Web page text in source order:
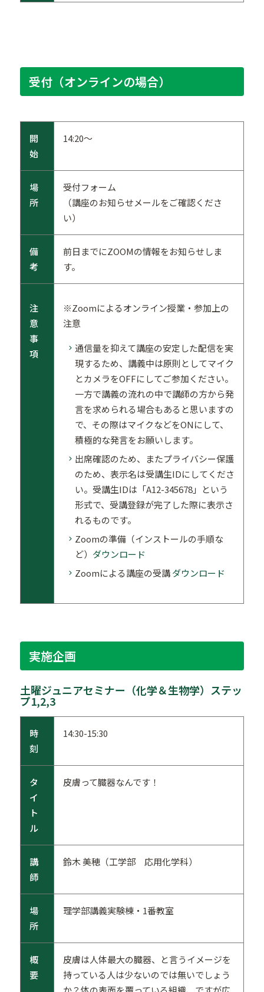
受付（オンラインの場合）
開
始
14:20～
場
所
受付フォーム
（講座のお知らせメールをご確認くださ
い）
備
考
前日までにZOOMの情報をお知らせしま
す。
注
意
事
項
※Zoomによるオンライン授業・参加上の
注意
通信量を抑えて講座の安定した配信を実
現するため、講義中は原則としてマイク
とカメラをOFFにしてご参加ください。
一方で講義の流れの中で講師の方から発
言を求められる場合もあると思いますの
で、その際はマイクなどをONにして、
積極的な発言をお願いします。
出席確認のため、またプライバシー保護
のため、表示名は受講生IDにしてくださ
い。受講生IDは「A12-345678」という
形式で、受講登録が完了した際に表示さ
れるものです。
Zoomの準備（インストールの手順な
ど） ダウンロード
Zoomによる講座の受講ダウンロード
実施企画
土曜ジュニアセミナー（化学＆生物学）ステッ
プ1,2,3
時
刻
14:30-15:30
タ
イ
ト
ル
皮膚って臓器なんです！
講
師
鈴木 美穂（工学部 応用化学科）
場
所
理学部講義実験棟・1番教室
概
要
皮膚は人体最大の臓器、と言うイメージを
持っている人は少ないのでは無いでしょう